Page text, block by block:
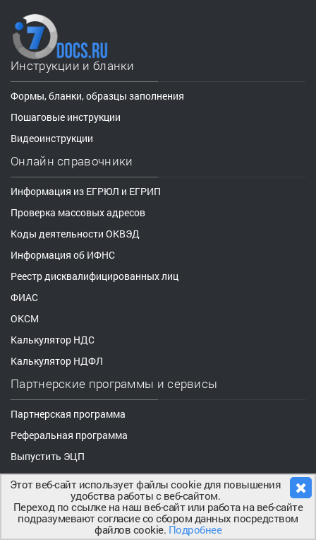
Инструкции и бланки
Формы, бланки, образцы заполнения
Пошаговые инструкции
Видеоинструкции
Онлайн справочники
Информация из ЕГРЮЛ и ЕГРИП
Проверка массовых адресов
Коды деятельности ОКВЭД
Информация об ИФНС
Реестр дисквалифицированных лиц
ФИАС
ОКСМ
Калькулятор НДС
Калькулятор НДФЛ
Партнерские программы и сервисы
Партнерская программа
Реферальная программа
Выпустить ЭЦП
Этот веб-сайт использует файлы cookie для повышения
удобства работы с веб-сайтом.
Переход по ссылке на наш веб-сайт или работа на веб-сайте
подразумевают согласие со сбором данных посредством
файлов cookie. Подробнее